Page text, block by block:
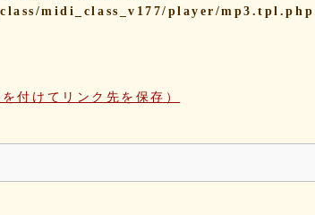
midi_class_v177/player/mp3.tpl.php
付けてリンク先を保存）